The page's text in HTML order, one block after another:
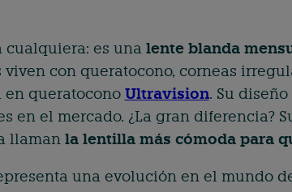
es una lente blanda
con queratocono, corneas
queratocono Ultravision. Su
en el mercado. ¿La gran diferencia?
llaman la lentilla más cómoda para
una evolución en el mundo